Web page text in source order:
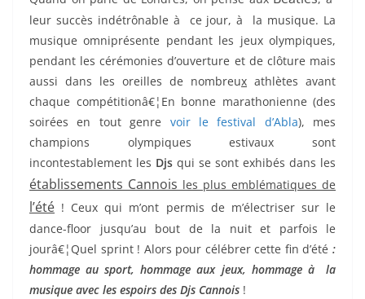
leur succès indétrônable à ce jour, à la musique. La
musique omniprésente pendant les jeux olympiques,
pendant les cérémonies d’ouverture et de clôture mais
aussi dans les oreilles de nombreux athlètes avant
chaque compétitionâ€¦En bonne marathonienne (des
soirées en tout genre voir le festival d’Abla), mes
champions olympiques estivaux sont
incontestablement les Djs qui se sont exhibés dans les
établissements Cannois les plus emblématiques de
l’été ! Ceux qui m’ont permis de m’électriser sur le
dance-floor jusqu’au bout de la nuit et parfois le
jourâ€¦Quel sprint ! Alors pour célébrer cette fin d’été :
hommage au sport, hommage aux jeux, hommage à la
musique avec les espoirs des Djs Cannois !